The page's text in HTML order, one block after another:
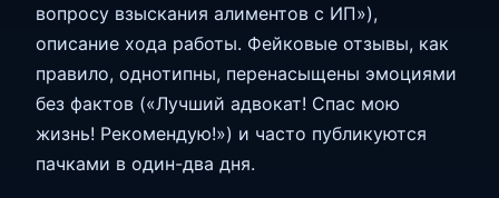
вопросу взыскания алиментов с ИП»),
описание хода работы. Фейковые отзывы, как
правило, однотипны, перенасыщены эмоциями
без фактов («Лучший адвокат! Спас мою
жизнь! Рекомендую!») и часто публикуются
пачками в один-два дня.